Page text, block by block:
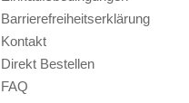
Barrierefreiheitserklärung
Kontakt
Direkt Bestellen
FAQ